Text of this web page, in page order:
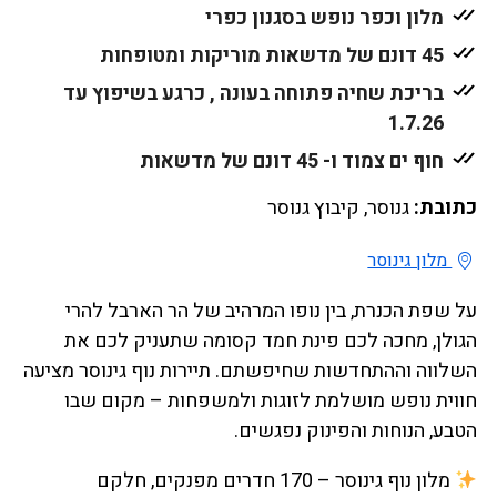
מלון וכפר נופש בסגנון כפרי
45 דונם של מדשאות מוריקות ומטופחות
בריכת שחיה פתוחה בעונה , כרגע בשיפוץ עד
1.7.26
חוף ים צמוד ו- 45 דונם של מדשאות
כתובת:גנוסר, קיבוץ גנוסר
מלון גינוסר
על שפת הכנרת, בין נופו המרהיב של הר הארבל להרי
הגולן, מחכה לכם פינת חמד קסומה שתעניק לכם את
השלווה וההתחדשות שחיפשתם. תיירות נוף גינוסר מציעה
חווית נופש מושלמת לזוגות ולמשפחות – מקום שבו
הטבע, הנוחות והפינוק נפגשים.
מלון נוף גינוסר – 170 חדרים מפנקים, חלקם